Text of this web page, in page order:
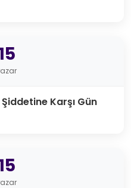
Karşı Gün